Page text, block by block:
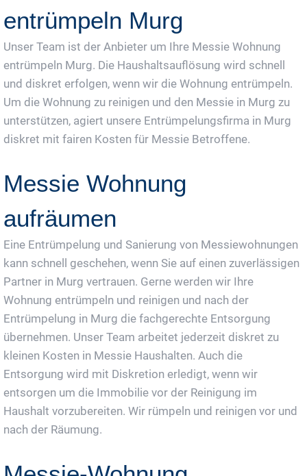
entrümpeln Murg
Unser Team ist der Anbieter um Ihre Messie Wohnung
entrümpeln Murg. Die Haushaltsauflösung wird schnell
und diskret erfolgen, wenn wir die Wohnung entrümpeln.
Um die Wohnung zu reinigen und den Messie in Murg zu
unterstützen, agiert unsere Entrümpelungsfirma in Murg
diskret mit fairen Kosten für Messie Betroffene.
Messie Wohnung
aufräumen
Eine Entrümpelung und Sanierung von Messiewohnungen
kann schnell geschehen, wenn Sie auf einen zuverlässigen
Partner in Murg vertrauen. Gerne werden wir Ihre
Wohnung entrümpeln und reinigen und nach der
Entrümpelung in Murg die fachgerechte Entsorgung
übernehmen. Unser Team arbeitet jederzeit diskret zu
kleinen Kosten in Messie Haushalten. Auch die
Entsorgung wird mit Diskretion erledigt, wenn wir
entsorgen um die Immobilie vor der Reinigung im
Haushalt vorzubereiten. Wir rümpeln und reinigen vor und
nach der Räumung.